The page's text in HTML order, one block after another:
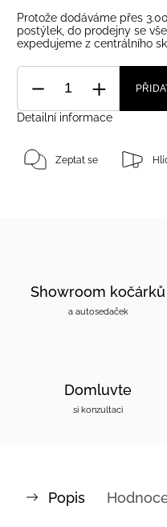
Protože dodáváme přes
postýlek, do prodejny se
expedujeme z centrálního
Detailní informace
Zeptat se
Showroom kočárků
a autosedaček
Domluvte
si konzultaci
Popis